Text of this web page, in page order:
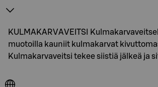
KULMAKARVAVEITSI
muotoilla kauniit kulmakarvat
Kulmakarvaveitsi tekee siistiä jälkeä ja